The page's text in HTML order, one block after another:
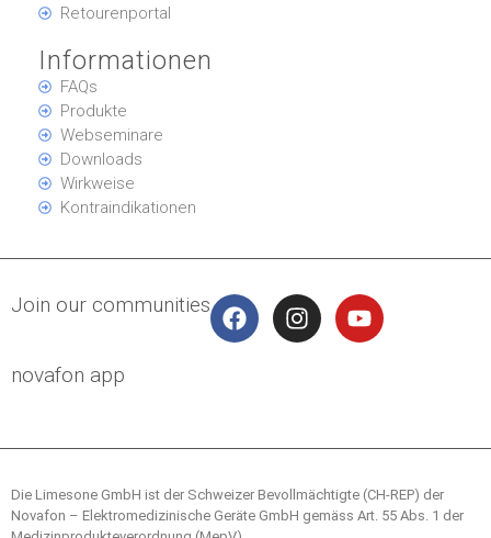
Retourenportal
Informationen
FAQs
Produkte
Webseminare
Downloads
Wirkweise
Kontraindikationen
Join our communities
novafon app
Die Limesone GmbH ist der Schweizer Bevollmächtigte (CH-REP) der
Novafon – Elektromedizinische Geräte GmbH gemäss Art. 55 Abs. 1 der